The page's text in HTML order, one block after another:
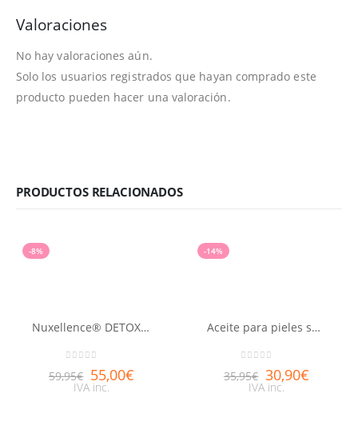
Valoraciones
No hay valoraciones aún.
Solo los usuarios registrados que hayan comprado este
producto pueden hacer una valoración.
PRODUCTOS RELACIONADOS
-8%
Nuxellence® DETOX 50ml
out of 5
59,95€ 55,00€
IVA inc.
-14%
Aceite para pieles secas Huile prodigieuse® riche NUXE 100ml
out of 5
35,95€ 30,90€
IVA inc.